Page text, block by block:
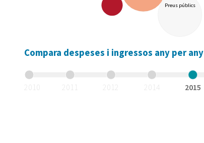
Preus públics
Compara despeses i ingressos any per any
2010 2011 2012 2014 2015